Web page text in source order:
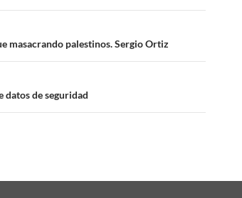
masacrando palestinos. Sergio Ortiz
datos de seguridad